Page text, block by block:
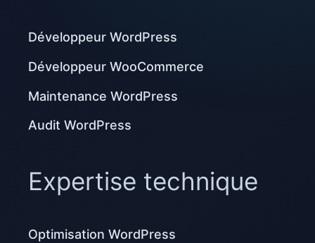
Développeur WordPress
Développeur WooCommerce
Maintenance WordPress
Audit WordPress
Expertise technique
Optimisation WordPress